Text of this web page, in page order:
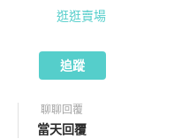
介紹
逛逛賣場
追蹤
聊聊回覆
當天回覆